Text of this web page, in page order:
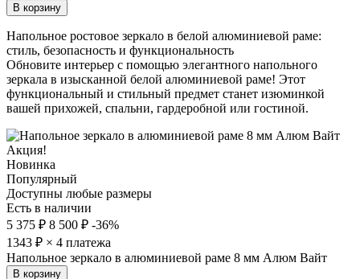
В корзину
Напольное ростовое зеркало в белой алюминиевой раме:
стиль, безопасность и функциональность
Обновите интерьер с помощью элегантного напольного
зеркала в изысканной белой алюминиевой раме! Этот
функциональный и стильный предмет станет изюминкой
вашей прихожей, спальни, гардеробной или гостиной.
Акция!
Новинка
Популярный
Доступны любые размеры
Есть в наличии
5 375 ₽ 8 500 ₽ -36%
1343 ₽ × 4 платежа
Напольное зеркало в алюминиевой раме 8 мм Алюм Вайт
В корзину